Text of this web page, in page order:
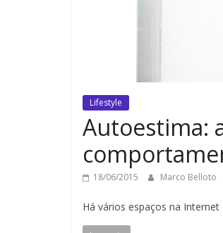
Lifestyle
Autoestima:
18/06/2015 Marco Belloto
Há vários espaços na